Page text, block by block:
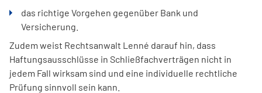
das richtige Vorgehen gegenüber Bank und
Versicherung.
Zudem weist Rechtsanwalt Lenné darauf hin, dass
Haftungsausschlüsse in Schließfachverträgen nicht in
jedem Fall wirksam sind und eine individuelle rechtliche
Prüfung sinnvoll sein kann.